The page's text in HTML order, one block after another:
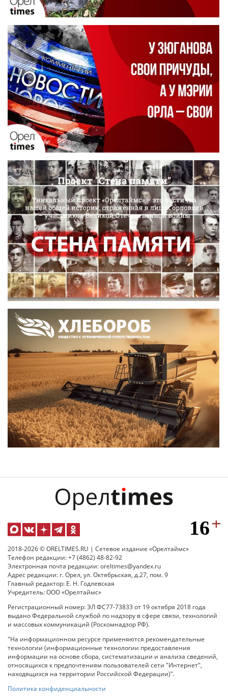
2018-2026 © ORELTIMES.RU | Сетевое издание «Орелтаймс»
Телефон редакции: +7 (4862) 48-82-92
Электронная почта редакции: oreltimes@yandex.ru
Адрес редакции: г. Орел, ул. Октябрьская, д.27, пом. 9
Главный редактор: Е. Н. Годлевская
Учредитель: ООО «Орелтаймс»
Регистрационный номер: ЭЛ ФС77-73833 от 19 октября 2018 года
выдано Федеральной службой по надзору в сфере связи, технологий
и массовых коммуникаций (Роскомнадзор РФ).
"На информационном ресурсе применяются рекомендательные
технологии (информационные технологии предоставления
информации на основе сбора, систематизации и анализа сведений,
относящихся к предпочтениям пользователей сети "Интернет",
находящихся на территории Российской Федерации)".
Политика конфиденциальности